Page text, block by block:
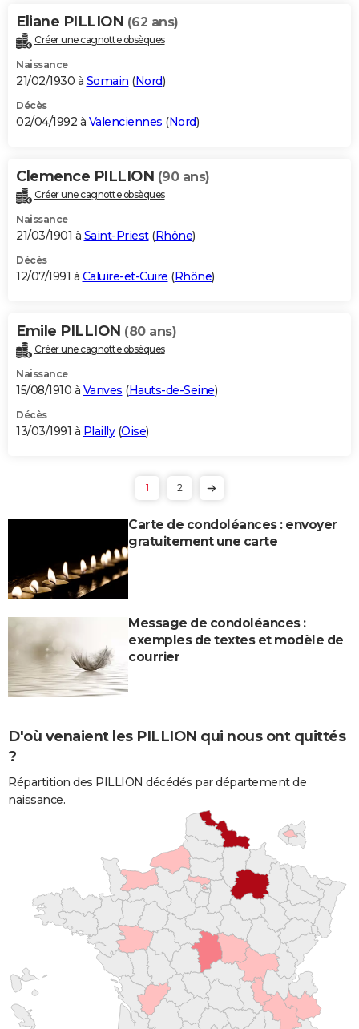
Eliane PILLION (62 ans)
Créer une cagnotte obsèques
Naissance
21/02/1930 à Somain (Nord)
Décès
02/04/1992 à Valenciennes (Nord)
Clemence PILLION (90 ans)
Créer une cagnotte obsèques
Naissance
21/03/1901 à Saint-Priest(Rhône)
Décès
12/07/1991 à Caluire-et-Cuire (Rhône)
Emile PILLION (80 ans)
Créer une cagnotte obsèques
Naissance
15/08/1910 à Vanves (Hauts-de-Seine)
Décès
13/03/1991 à Plailly(Oise)
1 2
Carte de condoléances : envoyer
gratuitement une carte
Message de condoléances :
exemples de textes et modèle de
courrier
D'où venaient les PILLION qui nous ont quittés
?
Répartition des PILLION décédés par département de
naissance.